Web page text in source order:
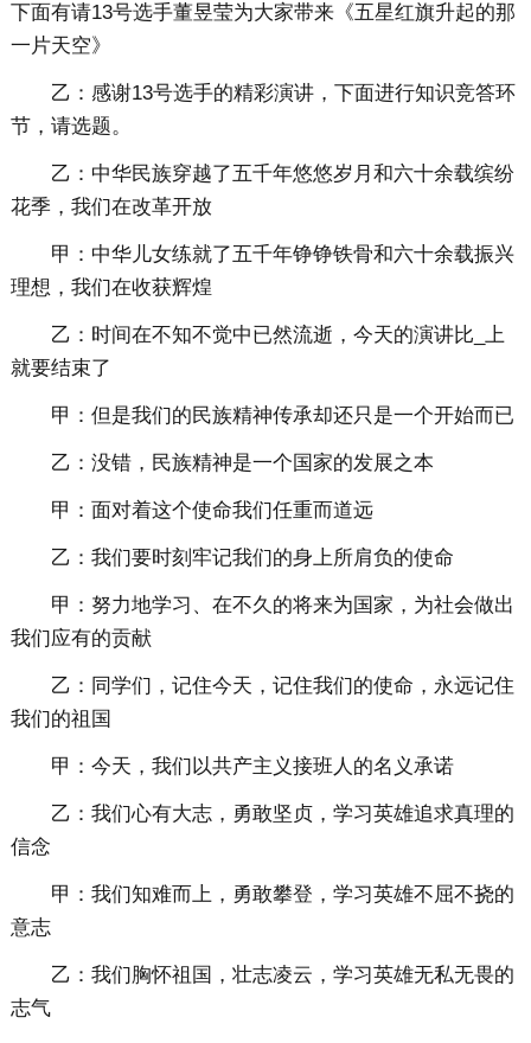
下面有请13号选手董昱莹为大家带来《五星红旗升起的那
一片天空》
乙：感谢13号选手的精彩演讲，下面进行知识竞答环
节，请选题。
乙：中华民族穿越了五千年悠悠岁月和六十余载缤纷
花季，我们在改革开放
甲：中华儿女练就了五千年铮铮铁骨和六十余载振兴
理想，我们在收获辉煌
乙：时间在不知不觉中已然流逝，今天的演讲比_上
就要结束了
甲：但是我们的民族精神传承却还只是一个开始而已
乙：没错，民族精神是一个国家的发展之本
甲：面对着这个使命我们任重而道远
乙：我们要时刻牢记我们的身上所肩负的使命
甲：努力地学习、在不久的将来为国家，为社会做出
我们应有的贡献
乙：同学们，记住今天，记住我们的使命，永远记住
我们的祖国
甲：今天，我们以共产主义接班人的名义承诺
乙：我们心有大志，勇敢坚贞，学习英雄追求真理的
信念
甲：我们知难而上，勇敢攀登，学习英雄不屈不挠的
意志
乙：我们胸怀祖国，壮志凌云，学习英雄无私无畏的
志气